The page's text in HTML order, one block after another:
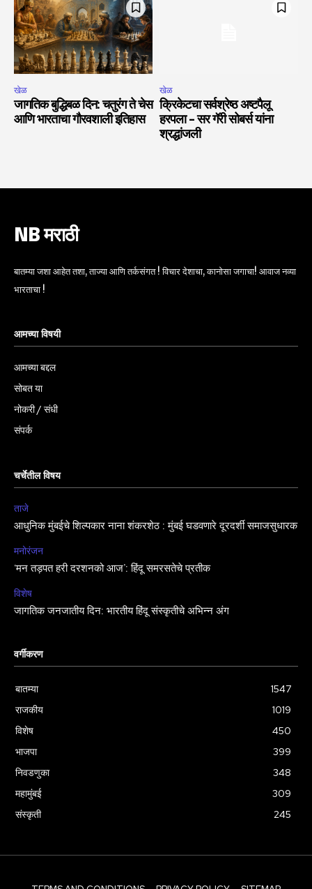
खेळ
जागतिक बुद्धिबळ दिन: चतुरंग ते चेस
आणि भारताचा गौरवशाली इतिहास
खेळ
क्रिकेटचा सर्वश्रेष्ठ अष्टपैलू
हरपला – सर गॅरी सोबर्स यांना
श्रद्धांजली
NB मराठी
बातम्या जशा आहेत तशा, ताज्या आणि तर्कसंगत ! विचार देशाचा, कानोसा जगाचा! आवाज नव्या
भारताचा !
आमच्या विषयी
आमच्या बद्दल
सोबत या
नोकरी / संधी
संपर्क
चर्चेतील विषय
ताजे
आधुनिक मुंबईचे शिल्पकार नाना शंकरशेठ : मुंबई घडवणारे दूरदर्शी समाजसुधारक
मनोरंजन
‘मन तड़पत हरी दरशनको आज’: हिंदू समरसतेचे प्रतीक
विशेष
जागतिक जनजातीय दिन: भारतीय हिंदू संस्कृतीचे अभिन्न अंग
वर्गीकरण
बातम्या
1547
राजकीय
1019
विशेष
450
भाजपा
399
निवडणुका
348
महामुंबई
309
संस्कृती
245